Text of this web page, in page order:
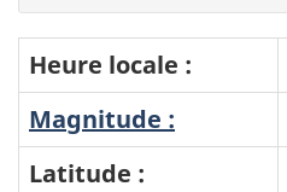
Heure locale :
Magnitude :
Latitude :